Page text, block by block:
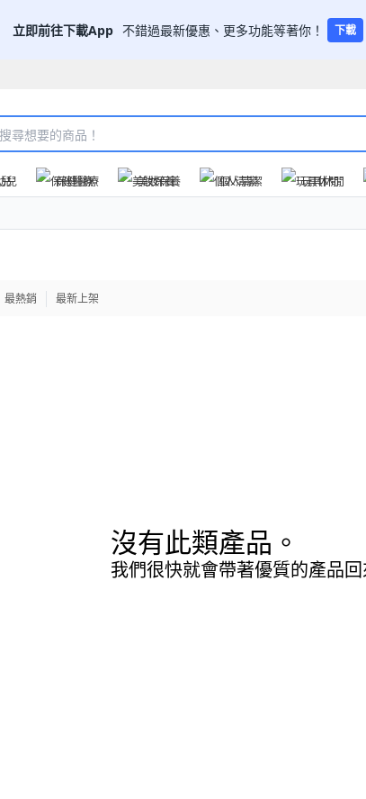
立即前往下載App 不錯過最新優惠、更多功能等著你！ 下載
兒 保健醫療 美妝保養 個人清潔 玩具休閒
最熱銷 最新上架
沒有此類產品。
我們很快就會帶著優質的產品